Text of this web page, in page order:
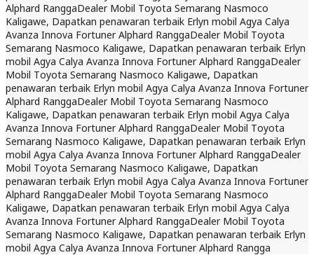
Alphard RanggaDealer Mobil Toyota Semarang Nasmoco
Kaligawe, Dapatkan penawaran terbaik Erlyn mobil Agya Calya
Avanza Innova Fortuner Alphard RanggaDealer Mobil Toyota
Semarang Nasmoco Kaligawe, Dapatkan penawaran terbaik Erlyn
mobil Agya Calya Avanza Innova Fortuner Alphard RanggaDealer
Mobil Toyota Semarang Nasmoco Kaligawe, Dapatkan
penawaran terbaik Erlyn mobil Agya Calya Avanza Innova Fortuner
Alphard RanggaDealer Mobil Toyota Semarang Nasmoco
Kaligawe, Dapatkan penawaran terbaik Erlyn mobil Agya Calya
Avanza Innova Fortuner Alphard RanggaDealer Mobil Toyota
Semarang Nasmoco Kaligawe, Dapatkan penawaran terbaik Erlyn
mobil Agya Calya Avanza Innova Fortuner Alphard RanggaDealer
Mobil Toyota Semarang Nasmoco Kaligawe, Dapatkan
penawaran terbaik Erlyn mobil Agya Calya Avanza Innova Fortuner
Alphard RanggaDealer Mobil Toyota Semarang Nasmoco
Kaligawe, Dapatkan penawaran terbaik Erlyn mobil Agya Calya
Avanza Innova Fortuner Alphard RanggaDealer Mobil Toyota
Semarang Nasmoco Kaligawe, Dapatkan penawaran terbaik Erlyn
mobil Agya Calya Avanza Innova Fortuner Alphard Rangga